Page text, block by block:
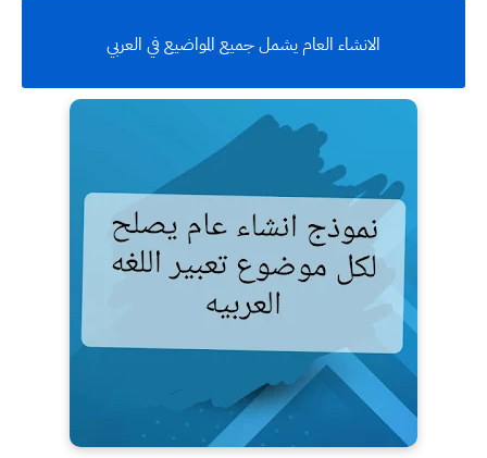
الانشاء العام يشمل جميع المواضيع في العربي